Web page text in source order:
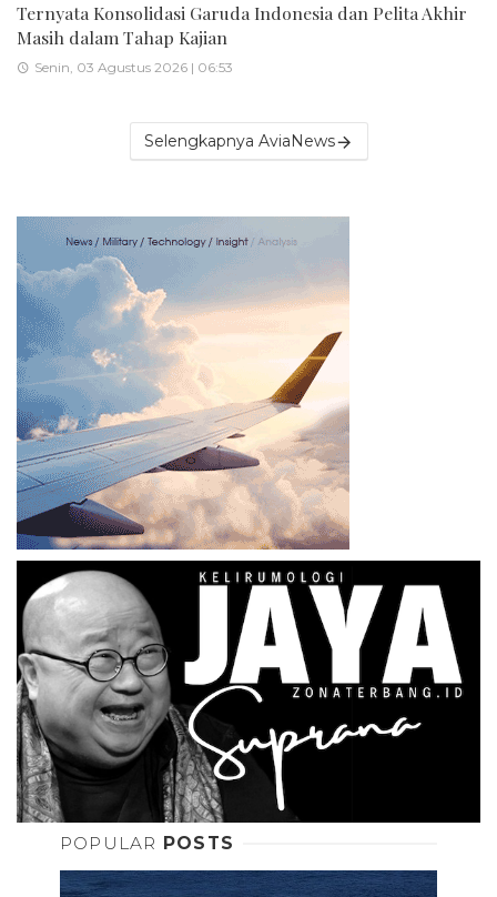
Ternyata Konsolidasi Garuda Indonesia dan Pelita Akhir
Masih dalam Tahap Kajian
Senin, 03 Agustus 2026 | 06:53
Selengkapnya AviaNews
POPULAR POSTS